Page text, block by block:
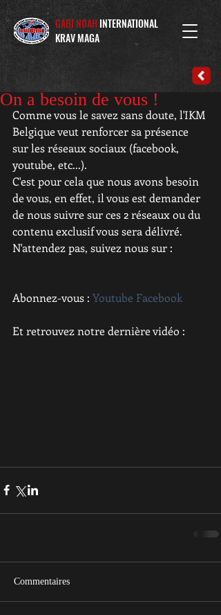
GABI NOAHINTERNATIONAL
KRAV MAGA
On a besoin de vous !
Comme vous le savez sans doute, l'IKM
Belgique veut renforcer sa présence
sur les réseaux sociaux (facebook,
youtube, etc...).
C'est pour cela que nous avons besoin
de vous, en effet, il vous est demander
de nous suivre sur ces 2 réseaux ou du
contenu exclusif vous sera délivré.
N'attendez pas, suivez nous sur :
Abonnez-vous : Youtube Facebook
Et retrouvez notre dernière vidéo :
Commentaires